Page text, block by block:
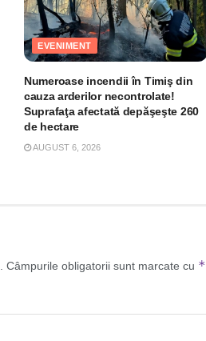
EVENIMENT
Numeroase incendii în Timiş din
cauza arderilor necontrolate!
Suprafaţa afectată depăşeşte 260
de hectare
AUGUST 6, 2026
Câmpurile obligatorii sunt marcate cu *